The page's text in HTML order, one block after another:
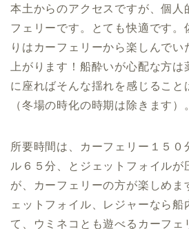
本土からのアクセスですが、個人
フェリーです。とても快適です。
りはカーフェリーから楽しんでい
上がります！船酔いが心配な方
に座ればそんな揺れを感じること
（冬場の時化の時期は除きます）
所要時間は、カーフェリー１５０
ル６５分、とジェットフォイルが
が、カーフェリーの方が楽しめま
ェットフォイル、レジャーなら船
て、ウミネコとも遊べるカーフェ